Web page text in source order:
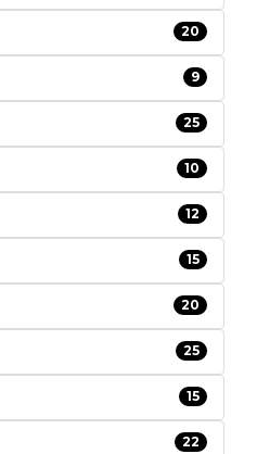
20
9
25
10
12
15
20
25
15
22